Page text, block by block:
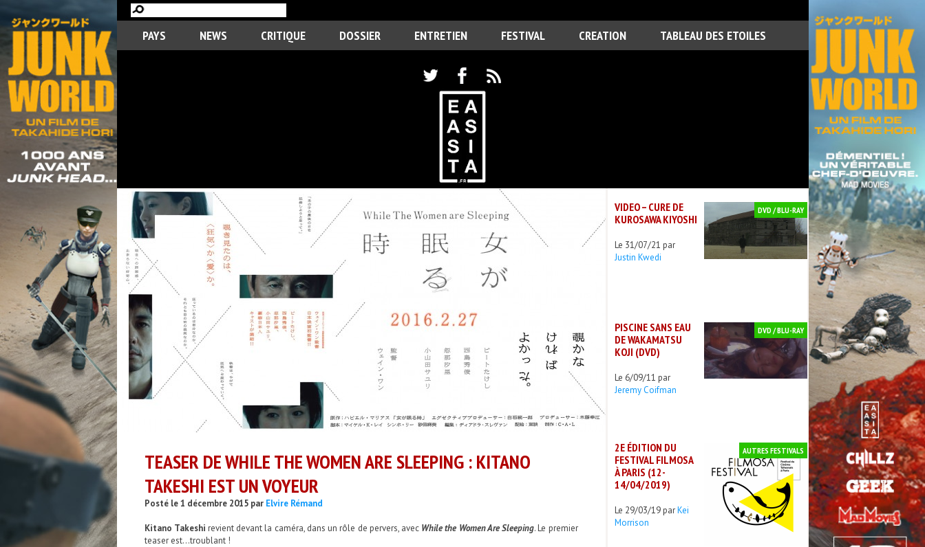
PAYS NEWS CRITIQUE DOSSIER ENTRETIEN FESTIVAL CREATION TABLEAU DES ETOILES
TEASER DE WHILE THE WOMEN ARE SLEEPING : KITANO
TAKESHI EST UN VOYEUR
Posté le 1 décembre 2015 par Elvire Rémand
Kitano Takeshi revient devant la caméra, dans un rôle de pervers, avec While the Women Are Sleeping. Le premier
teaser est…troublant !
VIDEO – CURE DE
KUROSAWA KIYOSHI
Le 31/07/21 par
Justin Kwedi
DVD / BLU-RAY
PISCINE SANS EAU
DE WAKAMATSU
KOJI (DVD)
Le 6/09/11 par
Jeremy Coifman
DVD / BLU-RAY
2E ÉDITION DU
FESTIVAL FILMOSA
À PARIS (12-
14/04/2019)
Le 29/03/19 parKei
Morrison
AUTRES FESTIVALS